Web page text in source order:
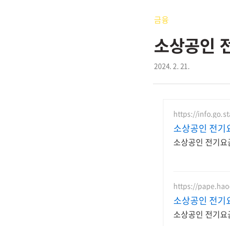
금융
소상공인
2024. 2. 21.
https://
소상공인 전기
소상공인 전기
https://
소상공인 전기
소상공인 전기